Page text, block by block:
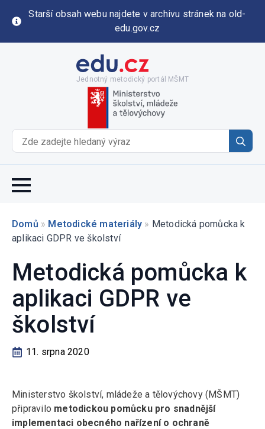
Starší obsah webu najdete v archivu stránek na old-
edu.gov.cz
Jednotný metodický portál MŠMT
for:
Domů » Metodické materiály » Metodická pomůcka k
aplikaci GDPR ve školství
Metodická pomůcka k
aplikaci GDPR ve
školství
11. srpna 2020
Ministerstvo školství, mládeže a tělovýchovy (MŠMT)
připravilo metodickou pomůcku pro snadnější
implementaci obecného nařízení o ochraně